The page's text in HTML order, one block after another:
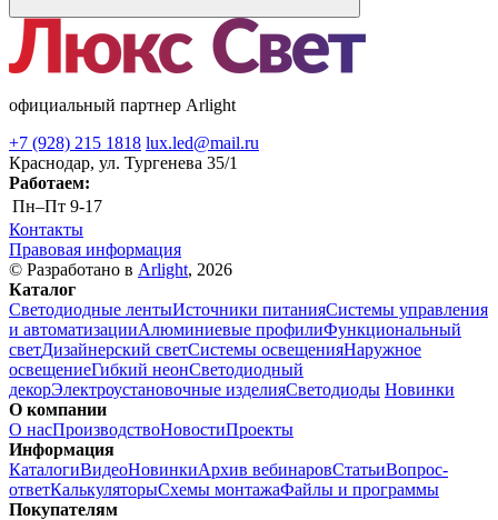
официальный партнер Arlight
+7 (928) 215 1818 lux.led@mail.ru
Краснодар, ул. Тургенева 35/1
Работаем:
Пн–Пт 9-17
Контакты
Правовая информация
© Разработано в Arlight, 2026
Каталог
Светодиодные лентыИсточники питанияСистемы управления
и автоматизацииАлюминиевые профилиФункциональный
светДизайнерский светСистемы освещенияНаружное
освещениеГибкий неонСветодиодный
декорЭлектроустановочные изделияСветодиоды Новинки
О компании
О насПроизводствоНовостиПроекты
Информация
КаталогиВидеоНовинкиАрхив вебинаровСтатьиВопрос-
ответКалькуляторыСхемы монтажаФайлы и программы
Покупателям